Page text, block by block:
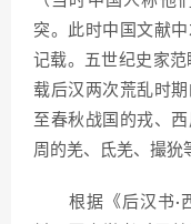
突。此时中国文献
记载。五世纪史家
载后汉两次荒乱时
至春秋战国的戎、
周的羌、氐羌、撮狁
根据《后汉书·西